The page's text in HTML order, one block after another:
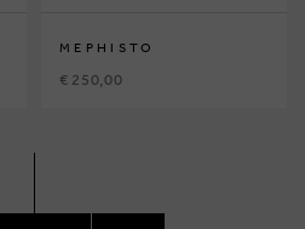
MEPHISTO
€ 250,00